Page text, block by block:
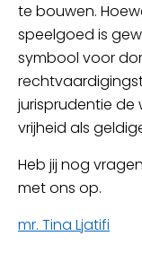
te bouwen.
speelgoed is
symbool voor
jurisprudentie de
vrijheid als
Heb jij nog
met ons op.
mr. Tina Ljatifi